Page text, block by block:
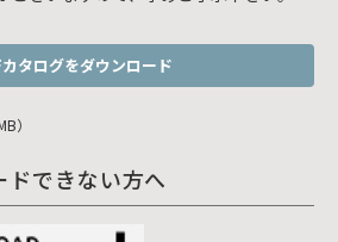
タログをダウンロード
）
できない方へ